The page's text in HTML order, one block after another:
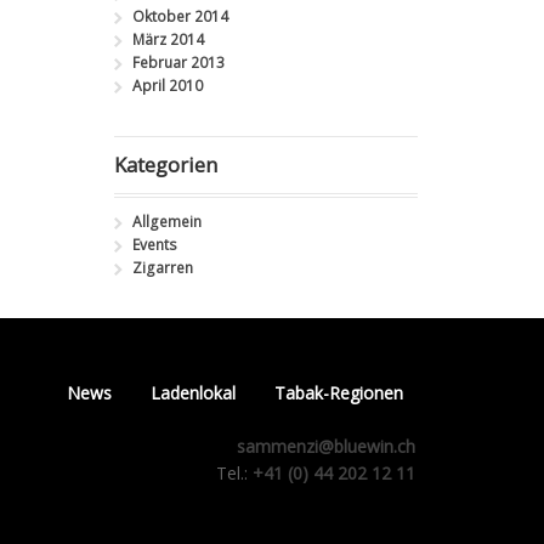
Oktober 2014
März 2014
Februar 2013
April 2010
Kategorien
Allgemein
Events
Zigarren
News Ladenlokal Tabak-Regionen
sammenzi@bluewin.ch
Tel.: +41 (0) 44 202 12 11